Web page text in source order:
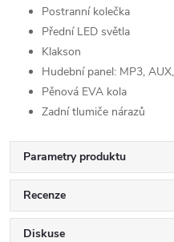
Postranní kolečka
Přední LED světla
Klakson
Hudební panel: MP3,
Pěnová EVA kola
Zadní tlumiče nárazů
Parametry produktu
Recenze
Diskuse